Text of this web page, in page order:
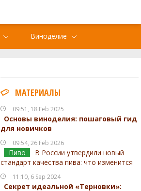
Виноделие
МАТЕРИАЛЫ
09:51, 18 Feb 2025
Основы виноделия: пошаговый гид
для новичков
09:54, 26 Feb 2026
Пиво
В России утвердили новый
стандарт качества пива: что изменится
11:10, 6 Sep 2024
Секрет идеальной «Терновки»: